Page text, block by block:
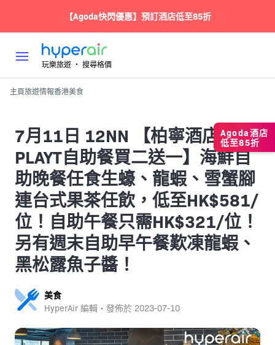
【Agoda快閃優惠】預訂酒店低至85折
玩樂旅遊 ‧ 搜尋格價
主頁旅遊情報香港美食
7月11日 12NN 【柏寧酒店
PLAYT自助餐買二送一】海鮮自
助晚餐任食生蠔、龍蝦、雪蟹腳
連台式果茶任飲，低至HK$581/
位！自助午餐只需HK$321/位！
另有週末自助早午餐歎凍龍蝦、
黑松露魚子醬！
美食
HyperAir 編輯・發佈於 2023-07-10
Agoda酒店
低至85折